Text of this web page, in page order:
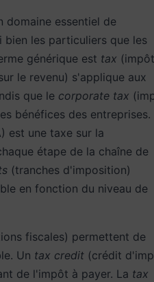
domaine essentiel de
bien les particuliers que les
générique est tax
le revenu) s'applique aux
que le corporate tax
bénéfices des entreprises.
est une taxe sur la
étape de la chaîne de
(tranches d'imposition)
en fonction du niveau de
fiscales) permettent de
Un tax credit (crédit
de l'impôt à payer. La tax